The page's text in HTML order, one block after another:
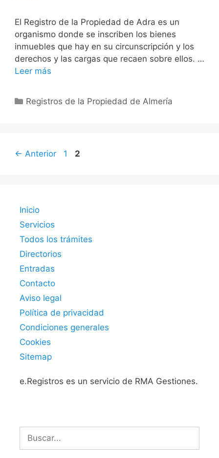
El Registro de la Propiedad de Adra es un
organismo donde se inscriben los bienes
inmuebles que hay en su circunscripción y los
derechos y las cargas que recaen sobre ellos. …
Leer más
Categorías
Registros de la Propiedad de Almería
← Anterior Página
1 Página
2
Inicio
Servicios
Todos los trámites
Directorios
Entradas
Contacto
Aviso legal
Política de privacidad
Condiciones generales
Cookies
Sitemap
e.Registros es un servicio de RMA Gestiones.
Buscar: